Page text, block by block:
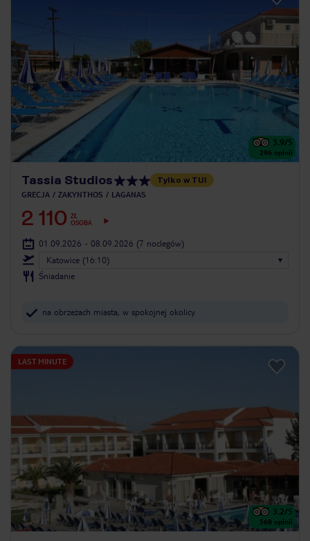
3.9/5
296 opinii
Tassia Studios Tylko w TUI
GRECJA ZAKYNTHOS LAGANAS
2 110 ZŁ
OSOBA
01.09.2026 - 08.09.2026 (7 noclegów)
Katowice (16:10)
Śniadanie
na obrzeżach miasta, w spokojnej okolicy
LAST MINUTE
3.2/5
568 opinii